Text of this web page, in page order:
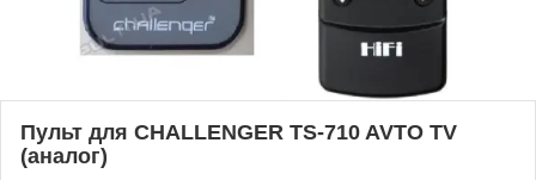
Пульт для CHALLENGER TS-710 AVTO TV
(аналог)